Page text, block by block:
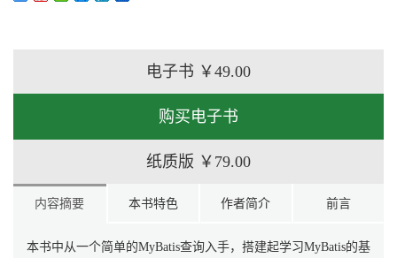
电子书 ￥49.00
购买电子书
纸质版 ￥79.00
内容摘要 本书特色 作者简介 前言
本书中从一个简单的MyBatis查询入手，搭建起学习MyBatis的基